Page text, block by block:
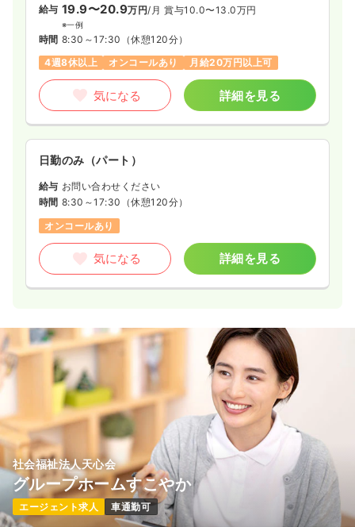
給与 19.9〜20.9万円/月 賞与10.0〜13.0万円
※一例
時間 8:30～17:30 （休憩120分）
4週8休以上
オンコールあり 月給20万円以上可
気になる 詳細を見る
日勤のみ（パート）
給与 お問い合わせください
時間 8:30～17:30 （休憩120分）
オンコールあり
気になる 詳細を見る
社会福祉法人天心会
グループホームすこやか
エージェント求人 車通勤可